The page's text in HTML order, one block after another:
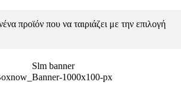
προϊόν που να ταιριάζει με την επιλογή